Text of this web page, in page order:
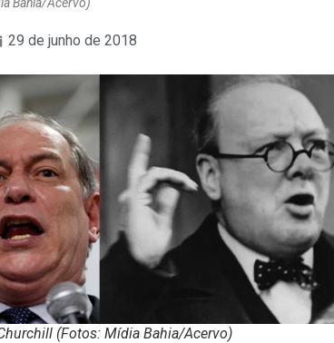
29 de junho de 2018
(Fotos: Mídia Bahia/Acervo)